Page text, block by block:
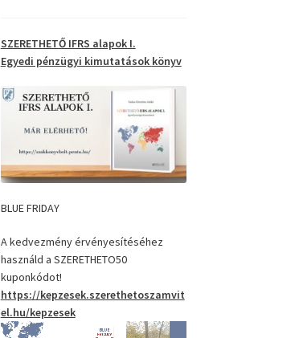
SZERETHETŐ IFRS alapok I.
Egyedi pénzügyi kimutatások könyv
BLUE FRIDAY
A kedvezmény érvényesítéséhez
használd a SZERETHETO50
kuponkódot!
https://kepzesek.szerethetoszamvit
el.hu/kepzesek
Videólejátszó